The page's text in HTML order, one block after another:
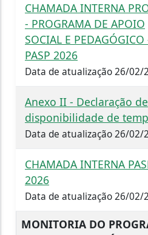
CHAMADA INTERNA
- PROGRAMA DE APOIO
SOCIAL E PEDAGÓGICO
PASP 2026
Data de atualização 26/02/
Anexo II - Declaração de
disponibilidade de
Data de atualização 26/02/
CHAMADA INTERNA
2026
Data de atualização 26/02/
MONITORIA DO